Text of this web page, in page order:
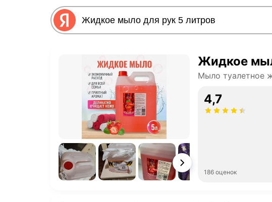
Жидкое
Мыло туалетное
4,7
186 оценок